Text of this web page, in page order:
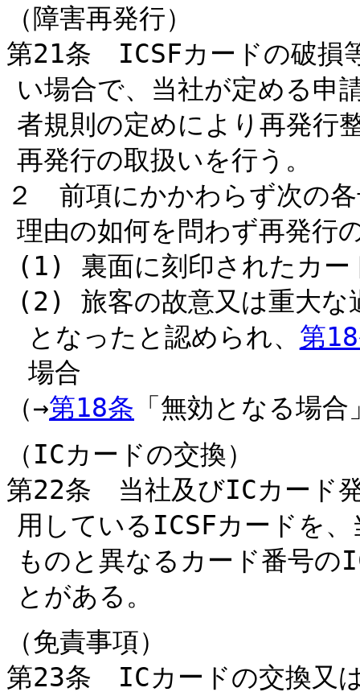
（障害再発行）
第21条 ICSFカードの破損
い場合で、当社が定める申
者規則の定めにより再発行
再発行の取扱いを行う。
２ 前項にかかわらず次の
理由の如何を問わず再発行
(1) 裏面に刻印されたカー
(2) 旅客の故意又は重大な
となったと認められ、 第
場合
（→第18条 「無効となる場合
（ICカードの交換）
第22条 当社及びICカード
用しているICSFカードを
ものと異なるカード番号の
とがある。
（免責事項）
第23条 ICカードの交換又